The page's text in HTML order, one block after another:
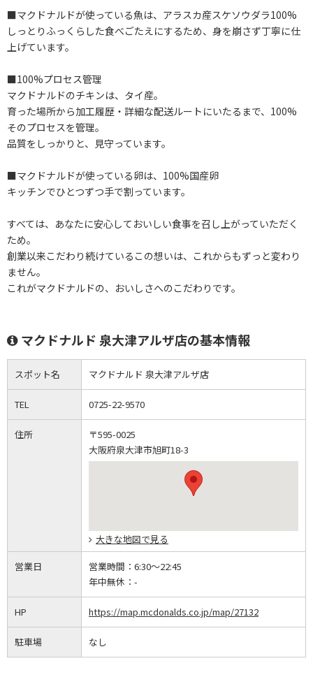
■マクドナルドが使っている魚は、アラスカ産スケソウダラ100%
しっとりふっくらした食べごたえにするため、身を崩さず丁寧に仕
上げています。
■100%プロセス管理
マクドナルドのチキンは、タイ産。
育った場所から加工履歴・詳細な配送ルートにいたるまで、100%
そのプロセスを管理。
品質をしっかりと、見守っています。
■マクドナルドが使っている卵は、100%国産卵
キッチンでひとつずつ手で割っています。
すべては、あなたに安心しておいしい食事を召し上がっていただく
ため。
創業以来こだわり続けているこの想いは、これからもずっと変わり
ません。
これがマクドナルドの、おいしさへのこだわりです。
マクドナルド 泉大津アルザ店の基本情報
スポット名 マクドナルド 泉大津アルザ店
TEL 0725-22-9570
住所
〒595-0025
大阪府泉大津市旭町18-3
大きな地図で見る
営業日 営業時間： 6:30～22:45
年中無休： -
HP https://map.mcdonalds.co.jp/map/27132
駐車場 なし